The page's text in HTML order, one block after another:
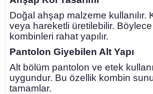
Doğal ahşap malzeme kullanılır.
veya hareketli üretilebilir.
kombinleri rahat yapılır.
Pantolon Giyebilen Alt Yapı
Alt bölüm pantolon ve etek
uygundur. Bu özellik kombin
tamamlar.